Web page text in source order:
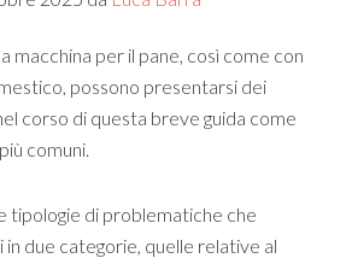
macchina per il pane, così come con
possono presentarsi dei
corso di questa breve guida come
comuni.
tipologie di problematiche che
due categorie, quelle relative al